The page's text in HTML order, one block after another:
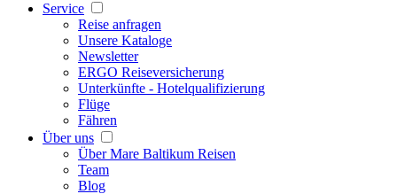
Service
Reise anfragen
Unsere Kataloge
Newsletter
ERGO Reiseversicherung
Unterkünfte - Hotelqualifizierung
Flüge
Fähren
Über uns
Über Mare Baltikum Reisen
Team
Blog